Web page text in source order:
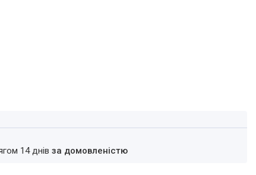
14 днівза домовленістю